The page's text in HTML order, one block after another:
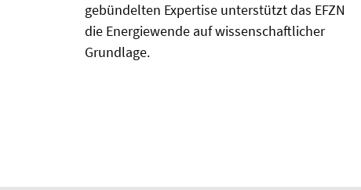
gebündelten Expertise unterstützt das EFZN
die Energiewende auf wissenschaftlicher
Grundlage.